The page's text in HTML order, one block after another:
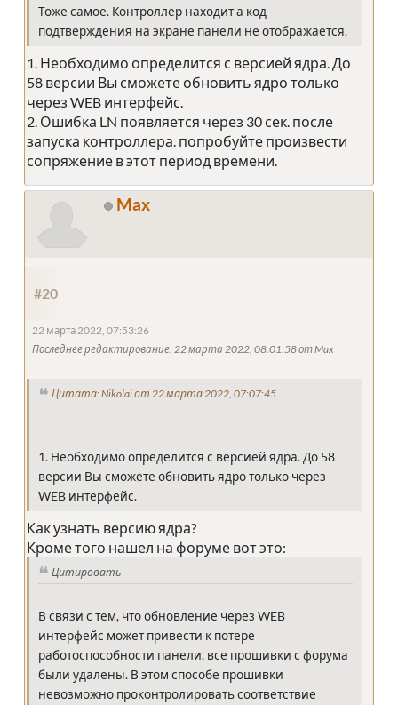
Тоже самое. Контроллер находит а код
подтверждения на экране панели не отображается.
1. Необходимо определится с версией ядра. До
58 версии Вы сможете обновить ядро только
через WEB интерфейс.
2. Ошибка LN появляется через 30 сек. после
запуска контроллера. попробуйте произвести
сопряжение в этот период времени.
Max
#20
22 марта 2022, 07:53:26
Последнее редактирование: 22 марта 2022, 08:01:58 от Max
Цитата: Nikolai от 22 марта 2022, 07:07:45
1. Необходимо определится с версией ядра. До 58
версии Вы сможете обновить ядро только через
WEB интерфейс.
Как узнать версию ядра?
Кроме того нашел на форуме вот это:
Цитировать
В связи с тем, что обновление через WEB
интерфейс может привести к потере
работоспособности панели, все прошивки с форума
были удалены. В этом способе прошивки
невозможно проконтролировать соответствие